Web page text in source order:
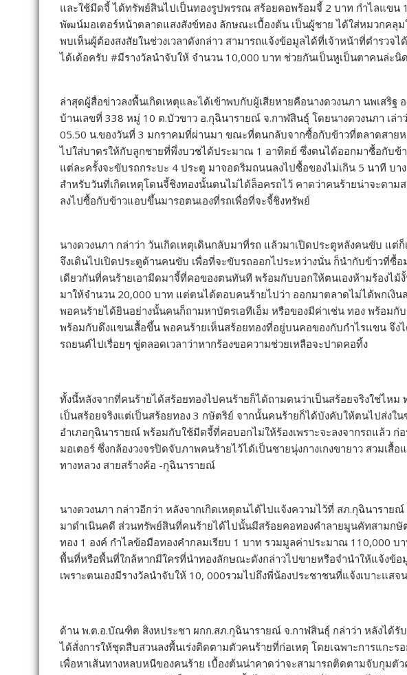
และใช้มีดจี้ ได้ทรัพย์สินไปเป็นทองรูปพรรณ สร้อยคอพร้อมจี้ 2 บาท กำไลแขน
พัฒน์มอเตอร์หน้าตลาดแสงสังข์ทอง ลักษณะเบื้องต้น เป็นผู้ชาย ได้ใส่หมวกคลุ
พบเห็นผู้ต้องสงสัยในช่วงเวลาดังกล่าว สามารถแจ้งข้อมูลได้ที่เจ้าหน้าที่ตำรวจ
ได้เด้อครับ #มีรางวัลนำจับให้ จำนวน 10,000 บาท ช่วยกันเป็นหูเป็นตาคนล่ะนิ
ล่าสุดผู้สื่อข่าวลงพื้นเกิดเหตุและได้เข้าพบกับผู้เสียหายคือนางดวงนภา นพเสริฐ
บ้านเลขที่ 338 หมู่ 10 ต.บัวขาว อ.กุฉินารายณ์ จ.กาฬสินธุ์ โดยนางดวงนภา เล่
05.50 น.ของวันที่ 3 มกราคมที่ผ่านมา ขณะที่ตนกลับจากซื้อกับข้าวที่ตลาดสาย
ไปใส่บาตรให้กับลูกชายที่พึ่งบวชได้ประมาณ 1 อาทิตย์ ซึ่งตนได้ออกมาซื้อกับ
แต่ละครั้งจะขับรถกระบะ 4 ประตู มาจอดริมถนนลงไปซื้อของไม่เกิน 5 นาที บ
สำหรับวันที่เกิดเหตุโดนจี้ชิงทองนั้นตนไม่ได้ล็อครถไว้ คาดว่าคนร้ายน่าจะตาม
ลงไปซื้อกับข้าวแอบขึ้นมารอตนเองที่รถเพื่อที่จะจี้ชิงทรัพย์
นางดวงนภา กล่าว่า วันเกิดเหตุเดินกลับมาที่รถ แล้วมาเปิดประตูหลังคนขับ แ
จึงเดินไปเปิดประตูด้านคนขับ เพื่อที่จะขับรถออกไประหว่างนั่น ก็นำกับข้าวที่ซื้อ
เดียวกันที่คนร้ายเอามีดมาจี้ที่คอของตนทันที พร้อมกับบอกให้ตนเองห้ามร้องไม้
มาให้จำนวน 20,000 บาท แต่ตนได้ตอบคนร้ายไปว่า ออกมาตลาดไม่ได้พกเงิ
พอคนร้ายได้ยินอย่างนั้นคนก็ถามหาบัตรเอทีเอ็ม หรือของมีค่าเช่น ทอง พร้อมกั
พร้อมกับดึงแขนเสื้อขึ้น พอคนร้ายเห็นสร้อยทองที่อยู่บนคอของกับกำไรแขน จึ
รถยนต์ไปเรื่อยๆ ขู่ตลอดเวลาว่าหากร้องขอความช่วยเหลือจะปาดคอทิ้ง
ทั้งนี้หลังจากที่คนร้ายได้สร้อยทองไปคนร้ายก็ได้ถามตนว่าเป็นสร้อยจริงใช่ไห
เป็นสร้อยจริงแต่เป็นสร้อยทอง 3 กษัตริย์ จากนั้นคนร้ายก็ได้บังคับให้ตนไปส่งใ
อำเภอกุฉินารายณ์ พร้อมกับใช้มีดจี้ที่คอบอกไม่ให้ร้องเพราะจะลงจากรถแล้ว
มอเตอร์ ซึ่งกล้องวงจรปิดจับภาพคนร้ายไว้ได้เป็นชายนุ่งกางเกงขายาว สวมเ
ทางหลวง สายสร้างค้อ -กุฉินารายณ์
นางดวงนภา กล่าวอีกว่า หลังจากเกิดเหตุตนได้ไปแจ้งความไว้ที่ สภ.กุฉินาราย
มาดำเนินคดี ส่วนทรัพย์สินที่คนร้ายได้ไปนั้นมีสร้อยคอทองคำลายมูนคัทสามกษั
ทอง 1 องค์ กำไลข้อมือทองคำกลมเรียบ 1 บาท รวมมูลค่าประมาณ 110,000 บ
พื้นที่หรือพื้นที่ใกล้หากมีใครที่นำทองลักษณะดังกล่าวไปขายหรือจำนำให้แจ้งข้อ
เพราะตนเองมีรางวัลนำจับให้ 10, 000รวมไปถึงพี่น้องประชาชนที่แจ้งเบาะแส
ด้าน พ.ต.อ.บัณฑิต สิงหประชา ผกก.สภ.กุฉินารายณ์ จ.กาฬสินธุ์ กล่าว่า หลังได้
ได้สั่งการให้ชุดสืบสวนลงพื้นเร่งติดตามตัวคนร้ายที่ก่อเหตุ โดยเฉพาะการแกะร
เพื่อหาเส้นทางหลบหนีของคนร้าย เบื้องต้นน่าคาดว่าจะสามารถติดตามจับกุมตั